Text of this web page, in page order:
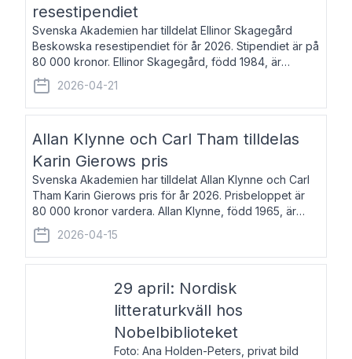
resestipendiet
Svenska Akademien har tilldelat Ellinor Skagegård
Beskowska resestipendiet för år 2026. Stipendiet är på
80 000 kronor. Ellinor Skagegård, född 1984, är
författare, journalist och musiker. Hon skriver
återkommande för Svenska Dagbladet, Ups
2026-04-21
Allan Klynne och Carl Tham tilldelas
Karin Gierows pris
Svenska Akademien har tilldelat Allan Klynne och Carl
Tham Karin Gierows pris för år 2026. Prisbeloppet är
80 000 kronor vardera. Allan Klynne, född 1965, är
arkeolog, författare, översättare och fil.dr i antikens
kultur och samhällsliv. Ut
2026-04-15
29 april: Nordisk
litteraturkväll hos
Nobelbiblioteket
Foto: Ana Holden-Peters, privat bild